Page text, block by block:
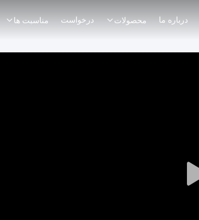
درباره ما محصولات درخواست مناسبت ها
Play